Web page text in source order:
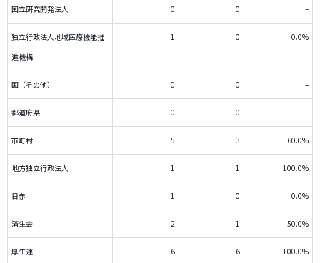
国立研究開発法人 0 0 –
独立行政法人地域医療機能推
進機構
1 0 0.0%
国（その他） 0 0 –
都道府県 0 0 –
市町村 5 3 60.0%
地方独立行政法人 1 1 100.0%
日赤 1 0 0.0%
済生会 2 1 50.0%
厚生連 6 6 100.0%